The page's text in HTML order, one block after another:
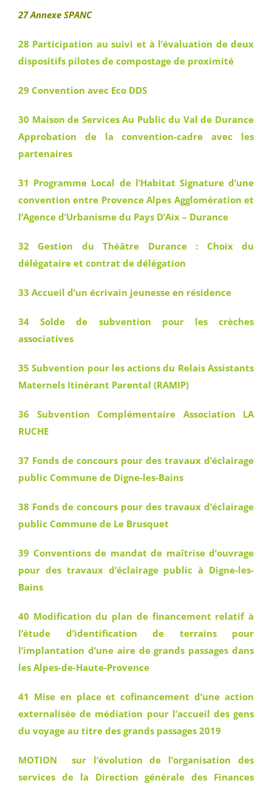
27 Annexe SPANC
28 Participation au suivi et à l’évaluation de deux
dispositifs pilotes de compostage de proximité
29 Convention avec Eco DDS
30 Maison de Services Au Public du Val de Durance
Approbation de la convention-cadre avec les
partenaires
31 Programme Local de l’Habitat Signature d’une
convention entre Provence Alpes Agglomération et
l’Agence d’Urbanisme du Pays D’Aix – Durance
32 Gestion du Théâtre Durance : Choix du
délégataire et contrat de délégation
33 Accueil d’un écrivain jeunesse en résidence
34 Solde de subvention pour les crèches
associatives
35 Subvention pour les actions du Relais Assistants
Maternels Itinérant Parental (RAMIP)
36 Subvention Complémentaire Association LA
RUCHE
37 Fonds de concours pour des travaux d’éclairage
public Commune de Digne-les-Bains
38 Fonds de concours pour des travaux d’éclairage
public Commune de Le Brusquet
39 Conventions de mandat de maîtrise d’ouvrage
pour des travaux d’éclairage public à Digne-les-
Bains
40 Modification du plan de financement relatif à
l’étude d’identification de terrains pour
l’implantation d’une aire de grands passages dans
les Alpes-de-Haute-Provence
41 Mise en place et cofinancement d’une action
externalisée de médiation pour l’accueil des gens
du voyage au titre des grands passages 2019
MOTION sur l’évolution de l’organisation des
services de la Direction générale des Finances